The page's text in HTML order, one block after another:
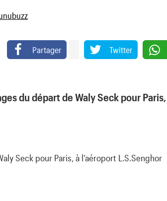
Partager Twitter
du départ de Waly Seck pour
Seck pour Paris, à l’aéroport L.S.Senghor